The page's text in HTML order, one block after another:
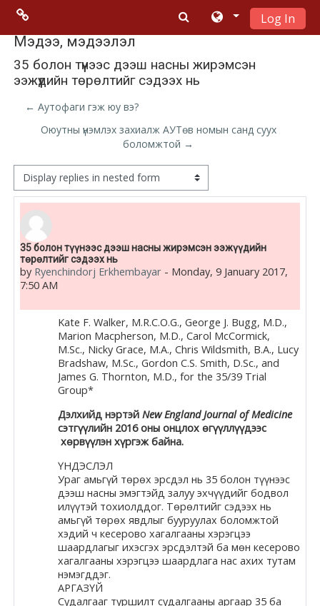
Menu 2
Moodle
community
Moodle
free support
Moodle
development
Moodle
Docs
Moodle.com
жишээ 2
community
Moodle
free support
Moodle
development
Log In
Мэдээ, мэдээлэл
35 болон түүнээс дээш насны жирэмсэн
ээжүүдийн төрөлтийг сэдээх нь
← Аутофаги гэж юу вэ?
Оюутны үнэмлэх захиалж АУТөв номын санд суух
боломжтой →
Display mode
35 болон түүнээс дээш насны жирэмсэн ээжүүдийн
төрөлтийг сэдээх нь
by Ryenchindorj Erkhembayar - Monday, 9 January 2017,
7:50 AM
Number of replies: 0
Kate F. Walker, M.R.C.O.G., George J. Bugg, M.D.,
Marion Macpherson, M.D., Carol McCormick,
M.Sc., Nicky Grace, M.A., Chris Wildsmith, B.A., Lucy
Bradshaw, M.Sc., Gordon C.S. Smith, D.Sc., and
James G. Thornton, M.D., for the 35/39 Trial
Group*
Дэлхийд нэртэй New England Journal of Medicine
сэтгүүлийн 2016 оны онцлох өгүүллүүдээс
хөрвүүлэн хүргэж байна.
ҮНДЭСЛЭЛ
Ураг амьгүй төрөх эрсдэл нь 35 болон түүнээс
дээш насны эмэгтэйд залуу эхчүүдийг бодвол
илүүтэй тохиолддог. Төрөлтийг сэдээх нь
амьгүй төрөх явдлыг бууруулах боломжтой
хэдий ч кесерово хагалгааны хэрэгцээ
шаардлагыг ихэсгэх эрсдэлтэй ба мөн кесерово
хагалгааны хэрэгцээ шаардлага нас ахих тутам
нэмэгддэг.
АРГАЗҮЙ
Судалгааг туршилт судалгааны аргаар 35 ба